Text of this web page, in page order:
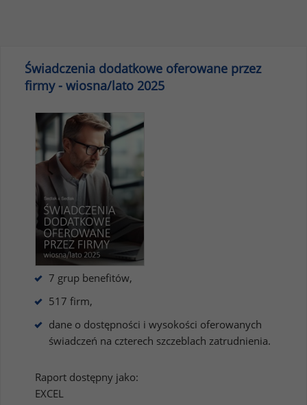
Świadczenia dodatkowe oferowane przez
firmy - wiosna/lato 2025
7 grup benefitów,
517 firm,
dane o dostępności i wysokości oferowanych
świadczeń na czterech szczeblach zatrudnienia.
Raport dostępny jako:
EXCEL